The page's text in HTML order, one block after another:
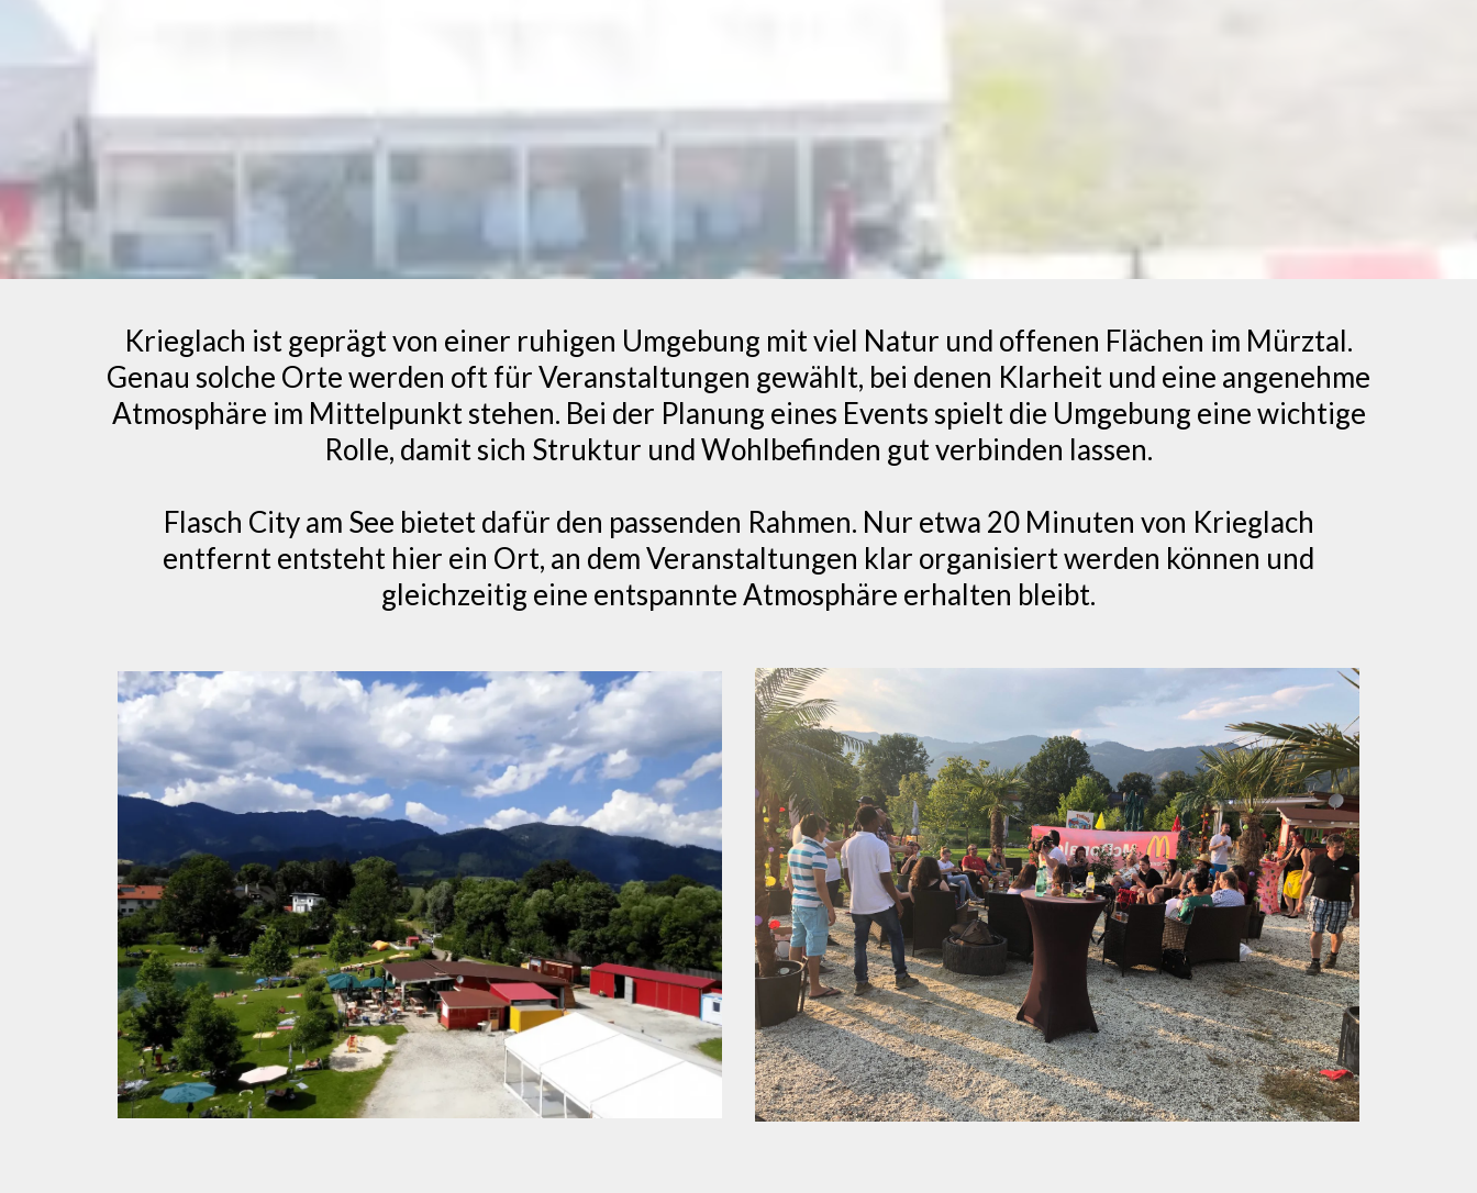
Krieglach ist geprägt von einer ruhigen Umgebung mit viel Natur und offenen Flächen im Mürztal.
Genau solche Orte werden oft für Veranstaltungen gewählt, bei denen Klarheit und eine angenehme
Atmosphäre im Mittelpunkt stehen. Bei der Planung eines Events spielt die Umgebung eine wichtige
Rolle, damit sich Struktur und Wohlbefinden gut verbinden lassen.
Flasch City am See bietet dafür den passenden Rahmen. Nur etwa 20 Minuten von Krieglach
entfernt entsteht hier ein Ort, an dem Veranstaltungen klar organisiert werden können und
gleichzeitig eine entspannte Atmosphäre erhalten bleibt.